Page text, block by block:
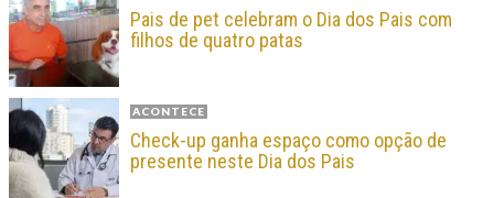
Pais de pet celebram o Dia dos Pais com
filhos de quatro patas
ACONTECE
Check-up ganha espaço como opção de
presente neste Dia dos Pais